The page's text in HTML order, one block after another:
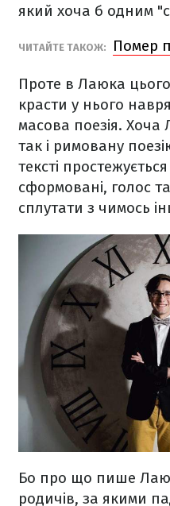
який хоча б одним
ЧИТАЙТЕ ТАКОЖ: Помер
Проте в Лаюка
красти у нього
масова поезія.
так і римовану
тексті
сформовані, голос
сплутати з чимось
Бо про що пише
родичів, за якими